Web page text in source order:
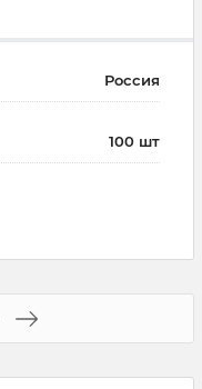
Россия
100 шт